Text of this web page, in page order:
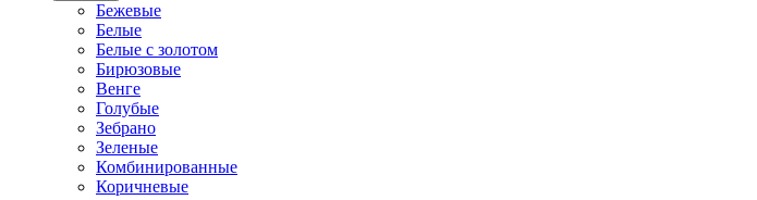
Бежевые
Белые
Белые с золотом
Бирюзовые
Венге
Голубые
Зебрано
Зеленые
Комбинированные
Коричневые